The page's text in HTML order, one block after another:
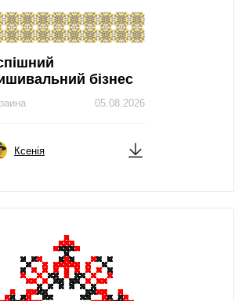
бізнес
05.08.2026
Ксенія